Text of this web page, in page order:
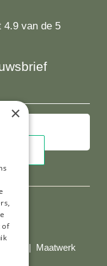
4.9 van de 5
BTW
| Maatwerk
×
of